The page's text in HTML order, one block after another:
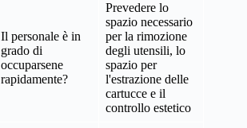
Il personale è in
grado di
occuparsene
rapidamente?
Prevedere lo
spazio necessario
per la rimozione
degli utensili, lo
spazio per
l'estrazione delle
cartucce e il
controllo estetico